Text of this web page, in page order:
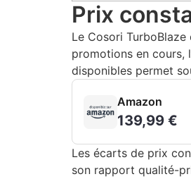
Prix
Le Cosori
promotions en cours,
disponibles permet
Amazon
139,99 €
Les écarts de prix
son rapport qualité-